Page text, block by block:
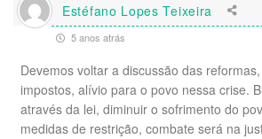
Estéfano Lopes Teixeira
5 anos atrás
Devemos voltar a discussão das
impostos, alívio para o povo nessa crise.
através da lei, diminuir o sofrimento do
medidas de restrição, combate será na